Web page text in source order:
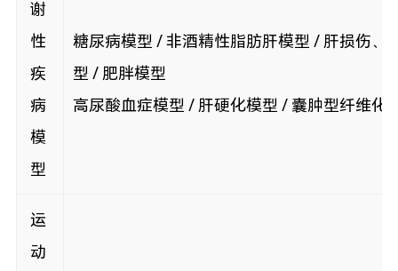
谢
性
疾
病
模
型
糖尿病模型 / 非酒精性脂肪肝模型 / 肝损伤、
型 / 肥胖模型
高尿酸血症模型 / 肝硬化模型 / 囊肿型纤维化
运
动